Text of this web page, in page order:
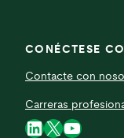
CONÉCTESE
Contacte con
Carreras
LinkedIn
X